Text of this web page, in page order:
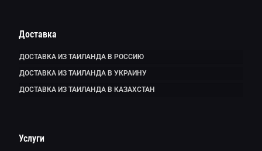
Доставка
ДОСТАВКА ИЗ ТАИЛАНДА В РОССИЮ
ДОСТАВКА ИЗ ТАИЛАНДА В УКРАИНУ
ДОСТАВКА ИЗ ТАИЛАНДА В КАЗАХСТАН
Услуги